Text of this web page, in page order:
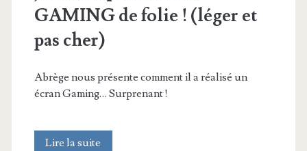
!
ASTUCE
RÉSULTAT
GAMING de folie ! (léger et
pas cher)
Abrège nous présente comment il a réalisé un
écran Gaming… Surprenant !
Lire la suite